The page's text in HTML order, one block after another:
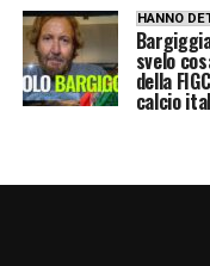
HANNO
svelo
della
calcio